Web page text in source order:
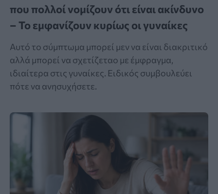
που πολλοί νομίζουν ότι είναι ακίνδυνο
– Το εμφανίζουν κυρίως οι γυναίκες
Αυτό το σύμπτωμα μπορεί μεν να είναι διακριτικό
αλλά μπορεί να σχετίζεταο με έμφραγμα,
ιδιαίτερα στις γυναίκες. Ειδικός συμβουλεύει
πότε να ανησυχήσετε.